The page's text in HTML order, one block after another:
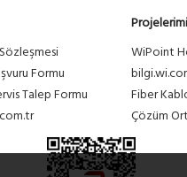
Formu
Talep Formu
WiPoint
Fiber
Çözüm